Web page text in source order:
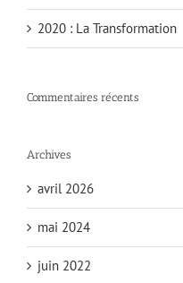
2020 : La Transformation
Commentaires récents
Archives
avril 2026
mai 2024
juin 2022